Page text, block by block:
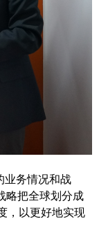
业务情况和战
略把全球划分成
，以更好地实现